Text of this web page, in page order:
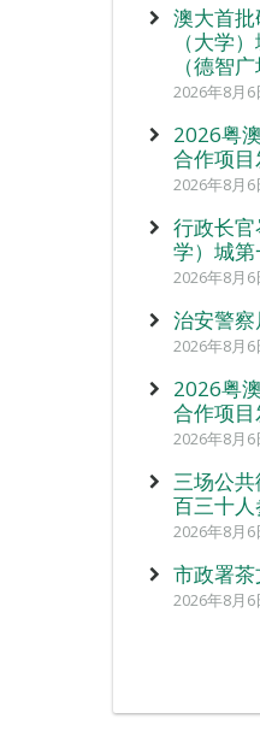
澳大首
（大学
（德智广
2026年8月6
2026粤
合作项
2026年8月6
行政长
学）城第
2026年8月6
治安警察
2026年8月6
2026粤
合作项
2026年8月6
三场公
百三十
2026年8月6
市政署
2026年8月6